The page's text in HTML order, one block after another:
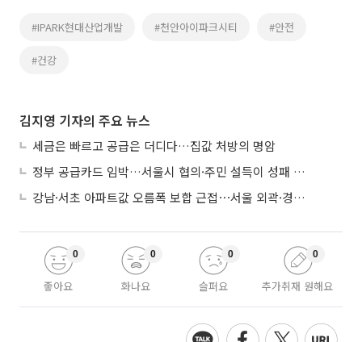
#IPARK현대산업개발 #천안아이파크시티 #안전
#건강
김지영 기자의 주요 뉴스
세금은 빠르고 공급은 더디다…집값 처방의 명암
정부 공급카드 임박…서울시 협의·주민 설득이 성패 가른다
강남·서초 아파트값 오름폭 보합 근접⋯서울 외곽·경기 남부 중심 매수세
좋아요
0
화나요
0
슬퍼요
0
추가취재 원해요
0